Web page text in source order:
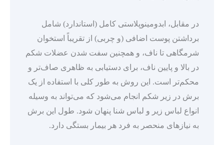
در مقابل، ابدومینوپلاستی کامل (استاندارد) شامل
برداشتن پوست اضافی (و چربی) از تقریباً استخوان
شرمگاهی تا ناف، و همچنین سفت شدن عضلات شکم
در بالا و پایین ناف، برای دستیابی به ظاهری صاف‌تر و
محکم‌تر است. این روش به طور کلی با استفاده از یک
برش در زیر شکم انجام می‌شود که می‌تواند به وسیله
انواع لباس زیر و لباس شنا پنهان شود. طول این برش
به نیازهای منحصر به فرد هر بیمار بستگی دارد.